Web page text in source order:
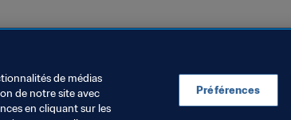
de médias
de notre site avec
en cliquant sur les
Préférences